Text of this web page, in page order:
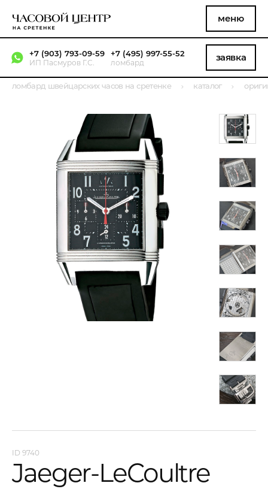
меню
+7 (903) 793-09-59
ИП Пасмуров Г.С.
+7 (495) 997-55-52
ломбард заявка
ломбард швейцарских часов на сретенке каталог
9740
Jaeger-LeCoultre